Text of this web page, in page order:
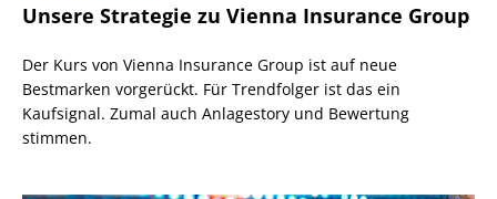
Unsere Strategie zu Vienna Insurance Group
Der Kurs von Vienna Insurance Group ist auf neue
Bestmarken vorgerückt. Für Trendfolger ist das ein
Kaufsignal. Zumal auch Anlagestory und Bewertung
stimmen.